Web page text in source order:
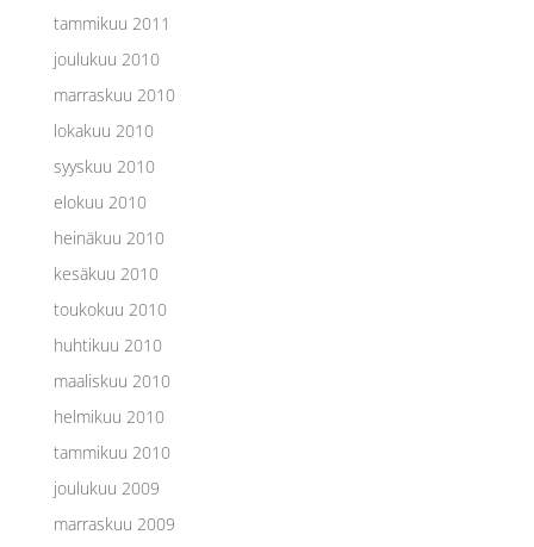
tammikuu 2011
joulukuu 2010
marraskuu 2010
lokakuu 2010
syyskuu 2010
elokuu 2010
heinäkuu 2010
kesäkuu 2010
toukokuu 2010
huhtikuu 2010
maaliskuu 2010
helmikuu 2010
tammikuu 2010
joulukuu 2009
marraskuu 2009